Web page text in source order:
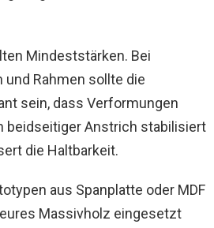
Mindeststärken. Bei
und Rahmen sollte die
sein, dass Verformungen
beidseitiger Anstrich stabilisiert
die Haltbarkeit.
aus Spanplatte oder MDF
Massivholz eingesetzt